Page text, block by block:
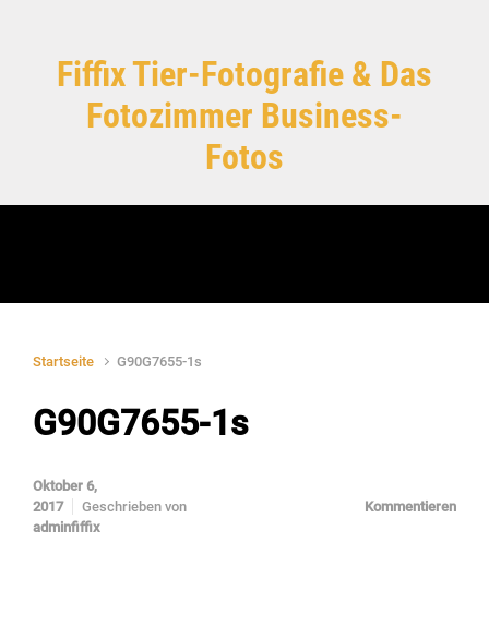
Fiffix Tier-Fotografie & Das
Fotozimmer Business-
Fotos
Startseite G90G7655-1s
G90G7655-1s
Oktober 6,
2017
Geschrieben von
adminfiffix
Kommentieren